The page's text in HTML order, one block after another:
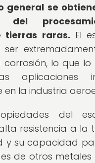
general se
del
tierras raras. El
corrosión, lo que
aplicaciones
en la industria
del
resistencia a la
y su capacidad
de otros metales